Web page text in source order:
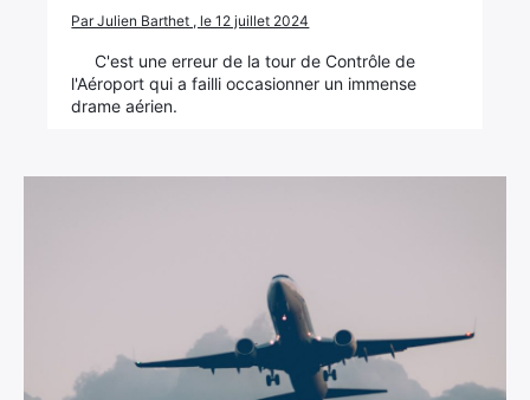
Par Julien Barthet , le 12 juillet 2024
C'est une erreur de la tour de Contrôle de
l'Aéroport qui a failli occasionner un immense
drame aérien.